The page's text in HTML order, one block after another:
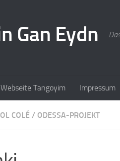
Gan Eydn
Webseite Tangoyim Impressum
COLÉ / ODESSA-PROJEKT